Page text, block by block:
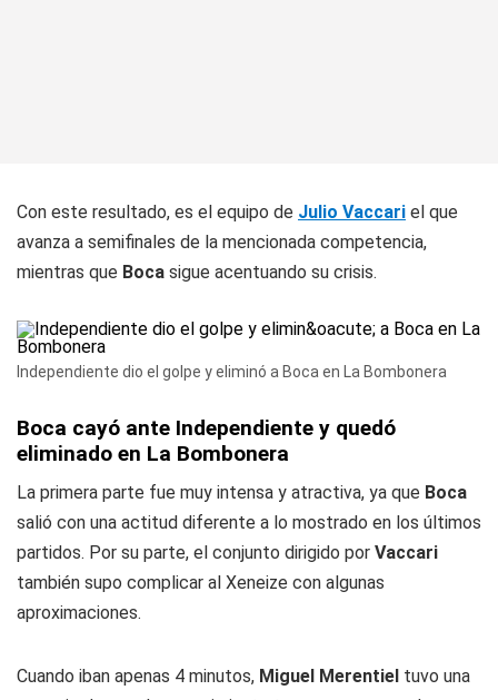
Con este resultado, es el equipo de Julio Vaccari el que
avanza a semifinales de la mencionada competencia,
mientras que Boca sigue acentuando su crisis.
Independiente dio el golpe y eliminó a Boca en La Bombonera
Boca cayó ante Independiente y quedó
eliminado en La Bombonera
La primera parte fue muy intensa y atractiva, ya que Boca
salió con una actitud diferente a lo mostrado en los últimos
partidos. Por su parte, el conjunto dirigido por Vaccari
también supo complicar al Xeneize con algunas
aproximaciones.
Cuando iban apenas 4 minutos, Miguel Merentiel tuvo una